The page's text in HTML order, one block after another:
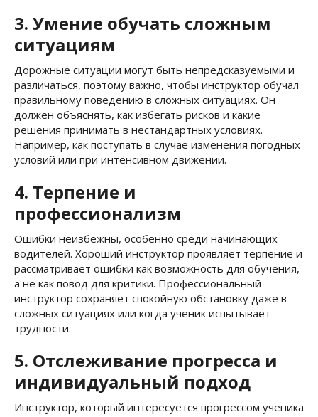
3. Умение обучать сложным
ситуациям
Дорожные ситуации могут быть непредсказуемыми и
различаться, поэтому важно, чтобы инструктор обучал
правильному поведению в сложных ситуациях. Он
должен объяснять, как избегать рисков и какие
решения принимать в нестандартных условиях.
Например, как поступать в случае изменения погодных
условий или при интенсивном движении.
4. Терпение и
профессионализм
Ошибки неизбежны, особенно среди начинающих
водителей. Хороший инструктор проявляет терпение и
рассматривает ошибки как возможность для обучения,
а не как повод для критики. Профессиональный
инструктор сохраняет спокойную обстановку даже в
сложных ситуациях или когда ученик испытывает
трудности.
5. Отслеживание прогресса и
индивидуальный подход
Инструктор, который интересуется прогрессом ученика